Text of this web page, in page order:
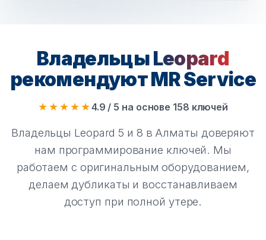
ВладельцыLeopard
рекомендуют MR Service
★★★★★4.9 / 5 на основе 158 ключей
Владельцы Leopard 5 и 8 в Алматы доверяют
нам программирование ключей. Мы
работаем с оригинальным оборудованием,
делаем дубликаты и восстанавливаем
доступ при полной утере.